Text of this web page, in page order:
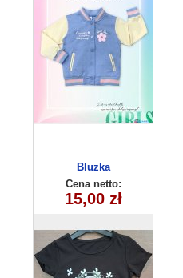
Bluzka
dziecięca
180626-14(6-16)
6szt
Cena netto:
15,00 zł
Bluzka
chłopięca
(1-4) 4szt
Cena netto:
7,00 zł